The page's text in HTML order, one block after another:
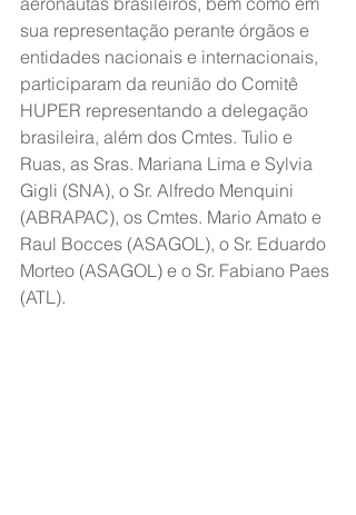
sua representação perante órgãos e
entidades nacionais e internacionais,
participaram da reunião do Comitê
HUPER representando a delegação
brasileira, além dos Cmtes. Tulio e
Ruas, as Sras. Mariana Lima e Sylvia
Gigli (SNA), o Sr. Alfredo Menquini
(ABRAPAC), os Cmtes. Mario Amato e
Raul Bocces (ASAGOL), o Sr. Eduardo
Morteo (ASAGOL) e o Sr. Fabiano Paes
(ATL).